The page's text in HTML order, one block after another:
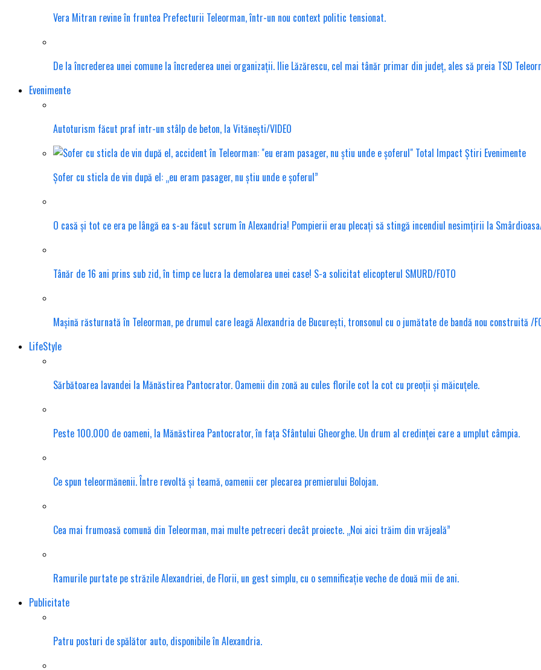
Vera Mitran revine în fruntea Prefecturii Teleorman, într-un nou context politic tensionat.
De la încrederea unei comune la încrederea unei organizații. Ilie Lăzărescu, cel mai tânăr primar din județ, ales să preia TSD
Evenimente
Autoturism făcut praf intr-un stâlp de beton, la Vitănești/VIDEO
Șofer cu sticla de vin după el: „eu eram pasager, nu știu unde e șoferul”
O casă și tot ce era pe lângă ea s-au făcut scrum în Alexandria! Pompierii erau plecați să stingă incendiul nesimțirii la
Tânăr de 16 ani prins sub zid, în timp ce lucra la demolarea unei case! S-a solicitat elicopterul SMURD/FOTO
Mașină răsturnată în Teleorman, pe drumul care leagă Alexandria de București, tronsonul cu o jumătate de bandă nou construită /
LifeStyle
Sărbătoarea lavandei la Mănăstirea Pantocrator. Oamenii din zonă au cules florile cot la cot cu preoții și măicuțele.
Peste 100.000 de oameni, la Mănăstirea Pantocrator, în fața Sfântului Gheorghe. Un drum al credinței care a umplut câmpia.
Ce spun teleormănenii. Între revoltă și teamă, oamenii cer plecarea premierului Bolojan.
Cea mai frumoasă comună din Teleorman, mai multe petreceri decât proiecte. „Noi aici trăim din vrăjeală”
Ramurile purtate pe străzile Alexandriei, de Florii, un gest simplu, cu o semnificație veche de două mii de ani.
Publicitate
Patru posturi de spălător auto, disponibile în Alexandria.